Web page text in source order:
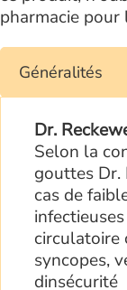
pharmacie pour
Généralités
Dr.
Selon la
gouttes Dr.
cas de
circulatoire
syncopes,
dinsécurité